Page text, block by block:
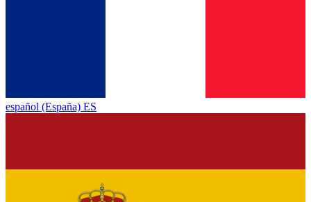
español (España) ES